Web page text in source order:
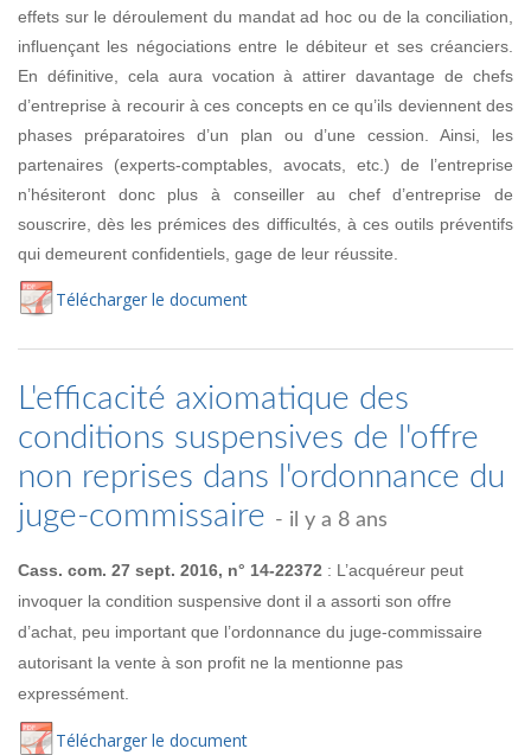
effets sur le déroulement du mandat ad hoc ou de la conciliation,
influençant les négociations entre le débiteur et ses créanciers.
En définitive, cela aura vocation à attirer davantage de chefs
d’entreprise à recourir à ces concepts en ce qu’ils deviennent des
phases préparatoires d’un plan ou d’une cession. Ainsi, les
partenaires (experts-comptables, avocats, etc.) de l’entreprise
n’hésiteront donc plus à conseiller au chef d’entreprise de
souscrire, dès les prémices des difficultés, à ces outils préventifs
qui demeurent confidentiels, gage de leur réussite.
Télécharger le document
L'efficacité axiomatique des
conditions suspensives de l'offre
non reprises dans l'ordonnance du
juge-commissaire - il y a 8 ans
Cass. com. 27 sept. 2016, n° 14-22372 : L’acquéreur peut
invoquer la condition suspensive dont il a assorti son offre
d’achat, peu important que l’ordonnance du juge-commissaire
autorisant la vente à son profit ne la mentionne pas
expressément.
Télécharger le document